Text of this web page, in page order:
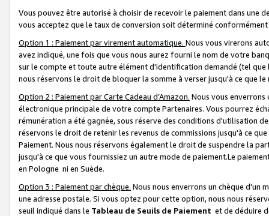
Vous pouvez être autorisé à choisir de recevoir le paiement dans une
vous acceptez que le taux de conversion soit déterminé
Option 1 : Paiement par virement automatique. Nous vous virerons
avez indiqué, une fois que vous nous aurez fourni le nom de votre
sur le compte et toute autre élément d'identification demandé (tel que
nous réservons le droit de bloquer la somme à verser jusqu'à ce que
Option 2 : Paiement par Carte Cadeau d’Amazon. Nous vous
électronique principale de votre compte Partenaires. Vous pourrez
rémunération a été gagnée, sous réserve des conditions d'utilisation
réservons le droit de retenir les revenus de commissions jusqu'à ce
Paiement. Nous nous réservons également le droit de suspendre la
jusqu'à ce que vous fournissiez un autre mode de paiement.Le
en Pologne ni en Suède.
Option 3 : Paiement par chèque. Nous nous enverrons un chèque d'un
une adresse postale. Si vous optez pour cette option, nous nous
seuil indiqué dans le Tableau de Seuils de Paiement et de déduire